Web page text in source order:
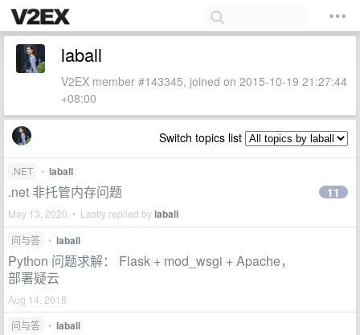
laball
V2EX member #143345, joined on 2015-10-19 21:27:44
+08:00
Switch topics list
.NET • laball
.net 非托管内存问题
May 13, 2020 • Lastly replied bylaball
11
问与答 • laball
Python 问题求解： Flask + mod_wsgi + Apache，
部署疑云
Aug 14, 2018
问与答
• laball